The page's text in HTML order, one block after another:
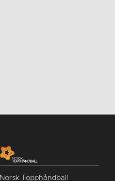
Norsk Topphåndball